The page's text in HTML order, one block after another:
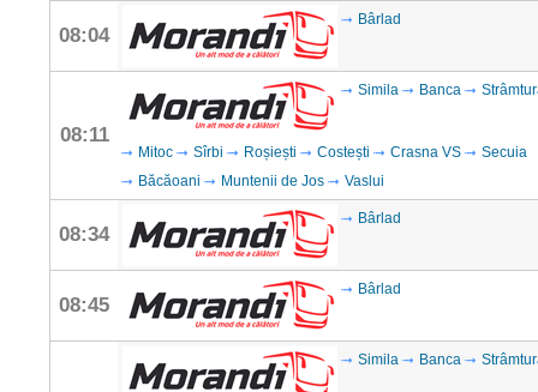
08:04
Bârlad
08:11
Simila Banca
Mitoc Sîrbi Roșiești Costești Crasna VS
Secuia
Băcăoani
Muntenii de Jos Vaslui
08:34
Bârlad
08:45
Bârlad
Simila Banca